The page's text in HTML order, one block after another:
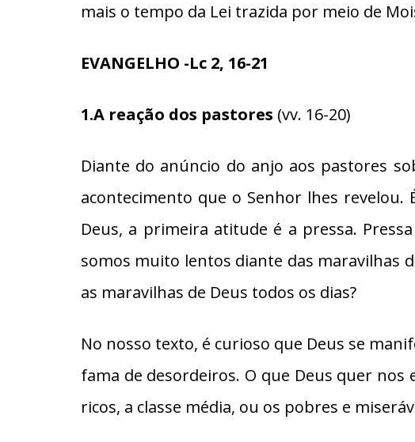
mais o tempo da Lei trazida por meio de
EVANGELHO -Lc 2, 16-21
1.A reação dos pastores (vv. 16-20)
Diante do anúncio do anjo aos pastores
acontecimento que o Senhor lhes
Deus, a primeira atitude é a pressa.
somos muito lentos diante das maravilhas
as maravilhas de Deus todos os dias?
No nosso texto, é curioso que Deus se
fama de desordeiros. O que Deus quer
ricos, a classe média, ou os pobres e